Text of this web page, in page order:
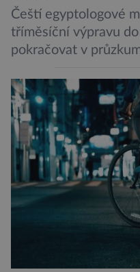
Čeští egyptologové
tříměsíční výpravu
pokračovat v
Ceje. Lucie Jirásková
egyptologického
v plánu také
„V průběhu
zpracování nálezů.
měsíc, kdy […]